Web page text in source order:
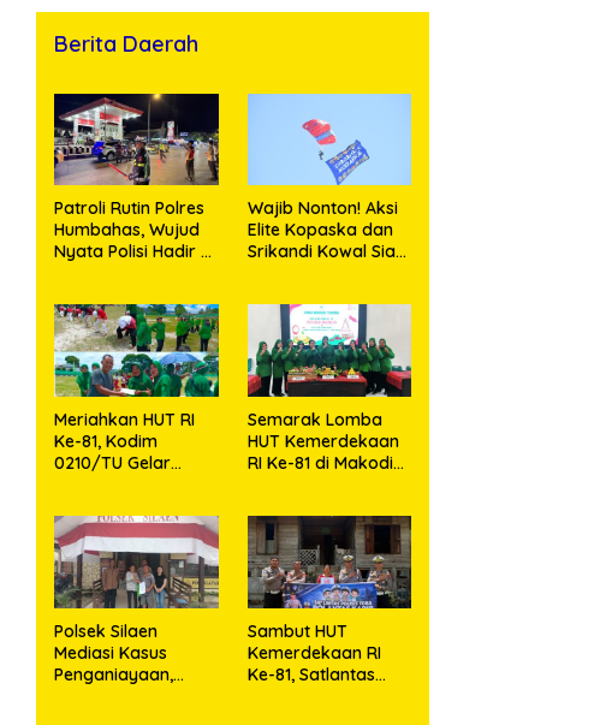
Klip
Berita Daerah
Patroli Rutin Polres
Humbahas, Wujud
Nyata Polisi Hadir di
Wajib Nonton! Aksi
Elite Kopaska dan
Srikandi Kowal Siap
Meriahkan HUT RI
Ke-81, Kodim
0210/TU Gelar
Semarak Lomba
HUT Kemerdekaan
RI Ke-81 di Makodim
Polsek Silaen
Mediasi Kasus
Penganiayaan,
Sambut HUT
Kemerdekaan RI
Ke-81, Satlantas